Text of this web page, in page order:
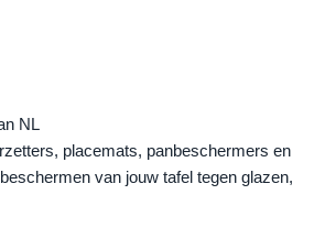
NL
placemats, panbeschermers en
van jouw tafel tegen glazen,